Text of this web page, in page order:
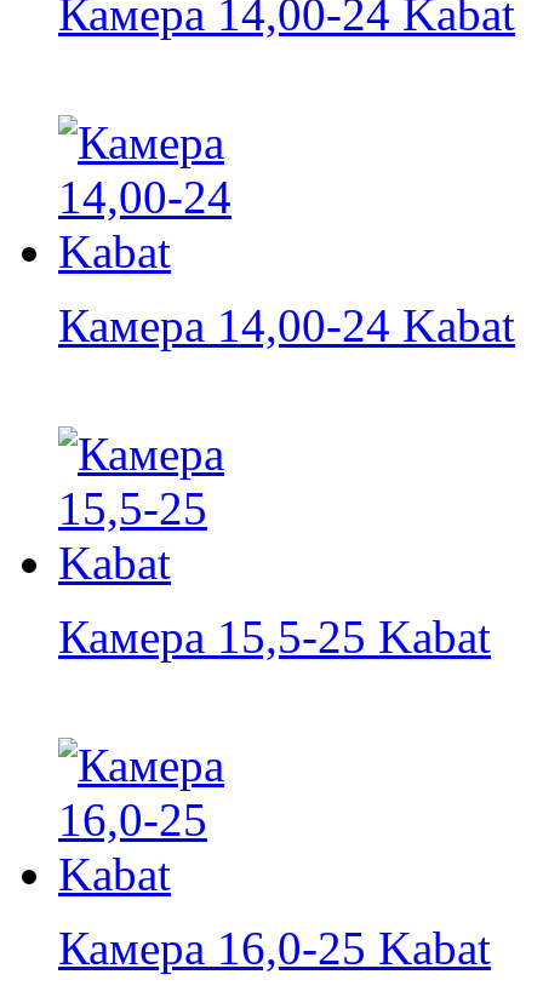
Камера 14,00-24 Kabat
Камера 14,00-24 Kabat
Камера 15,5-25 Kabat
Камера 16,0-25 Kabat